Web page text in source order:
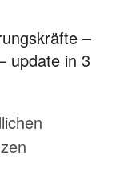
–
update in 3